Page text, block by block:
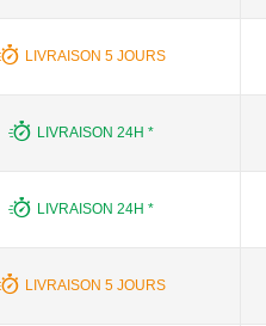
LIVRAISON 5 JOURS
LIVRAISON 24H *
LIVRAISON 24H *
LIVRAISON 5 JOURS